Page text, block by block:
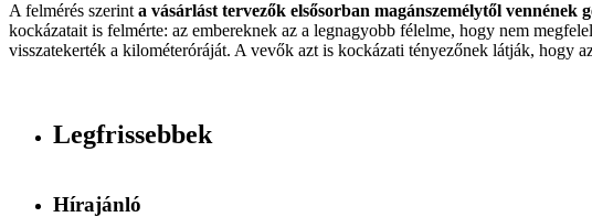
A felmérés szerint a vásárlást tervezők elsősorban magánszemélytől vennének
kockázatait is felmérte: az embereknek az a legnagyobb félelme, hogy nem
visszatekerték a kilométeróráját. A vevők azt is kockázati tényezőnek látják, hogy
Legfrissebbek
Hírajánló